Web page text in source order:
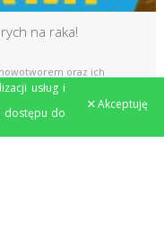
usług i
dostępu do
Akceptuję
na raka!
oraz ich
Camp!